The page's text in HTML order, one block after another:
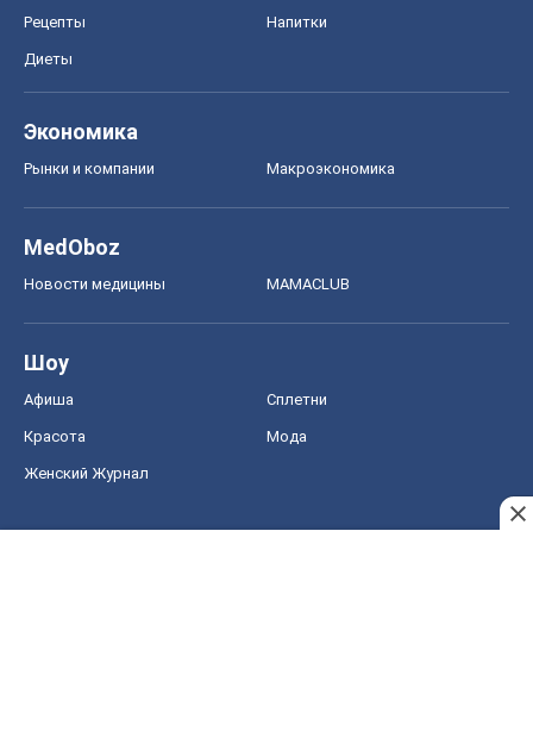
Рецепты Напитки
Диеты
Экономика
Рынки и компании Mакроэкономика
MedOboz
Новости медицины MAMACLUB
Шоу
Афиша Сплетни
Красота Мода
Женский Журнал